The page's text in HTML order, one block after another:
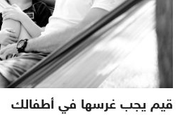
قيم يجب غرسها في أطفالك